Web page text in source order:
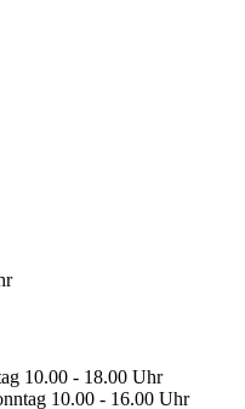
10.00 - 18.00 Uhr
10.00 - 16.00 Uhr